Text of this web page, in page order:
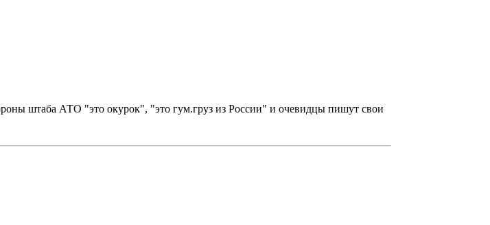
штаба АТО "это окурок", "это гум.груз из России" и очевидцы пишут свои